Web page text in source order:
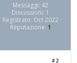
Messaggi: 42
Discussioni: 1
Registrato: Oct 2022
Reputazione: 1
#2